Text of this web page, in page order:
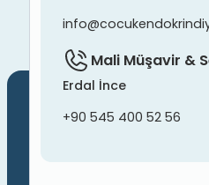
Mali Müşavir &
Erdal İnce
+90 545 400 52 56